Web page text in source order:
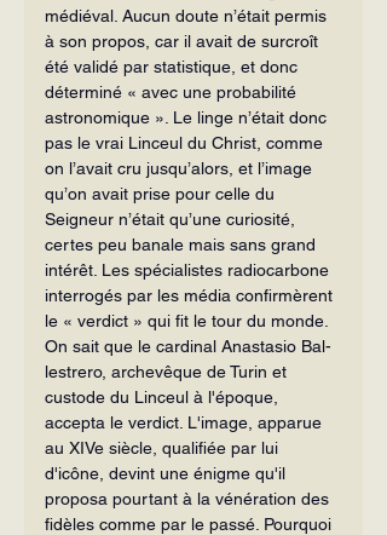
médiéval. Aucun doute n’était permis
à son propos, car il avait de surcroît
été va­lidé par statistique, et donc
déterminé « avec une probabilité
astronomique ». Le linge n’était donc
pas le vrai Linceul du Christ, comme
on l’avait cru jusqu’alors, et l’image
qu’on avait prise pour celle du
Seigneur n’était qu’une curiosité,
certes peu banale mais sans grand
intérêt. Les spécialistes radiocarbone
interrogés par les média confirmèrent
le « verdict » qui fit le tour du monde.
On sait que le cardinal Anastasio Bal­
lestrero, archevêque de Turin et
custode du Linceul à l'époque,
accepta le verdict. L'image, apparue
au XIVe siècle, qualifiée par lui
d'icône, devint une énigme qu'il
proposa pourtant à la vénération des
fi­dèles comme par le passé. Pourquoi